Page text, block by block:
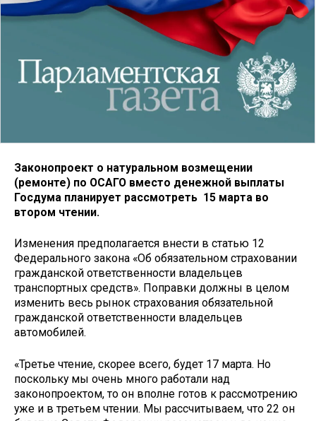
Законопроект о натуральном возмещении
(ремонте) по ОСАГО вместо денежной выплаты
Госдума планирует рассмотреть 15 марта во
втором чтении.
Изменения предполагается внести в статью 12
Федерального закона «Об обязательном страховании
гражданской ответственности владельцев
транспортных средств». Поправки должны в целом
изменить весь рынок страхования обязательной
гражданской ответственности владельцев
автомобилей.
«Третье чтение, скорее всего, будет 17 марта. Но
поскольку мы очень много работали над
законопроектом, то он вполне готов к рассмотрению
уже и в третьем чтении. Мы рассчитываем, что 22 он